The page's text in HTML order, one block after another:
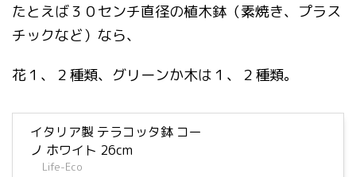
たとえば３０センチ直径の植木鉢（素焼き、プラス
チックなど）なら、
花１、２種類、グリーンか木は１、２種類。
イタリア製 テラコッタ鉢 コー
ノ ホワイト 26cm
Life-Eco